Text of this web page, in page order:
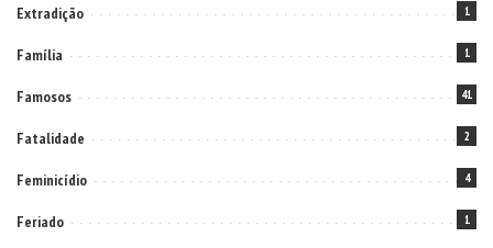
Extradição 1
Família 1
Famosos 41
Fatalidade 2
Feminicídio 4
Feriado 1